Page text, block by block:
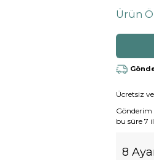
Ürün
Ücretsiz
Gönderim
bu süre 7
8